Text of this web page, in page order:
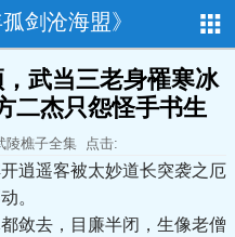
剑沧海盟》
武当三老身罹寒冰
二杰只怨怪手书生
陵樵子全集 点击:
遥客被太妙道长突袭之厄
。
去，目廉半闭，生像老僧